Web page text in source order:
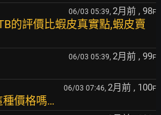
06/03 05:39, 2月前 , 98F
的評價比蝦皮真實點,蝦皮賣
06/03 05:39, 2月前 , 99F
06/03 07:46, 2月前 , 100F
種價格嗎…